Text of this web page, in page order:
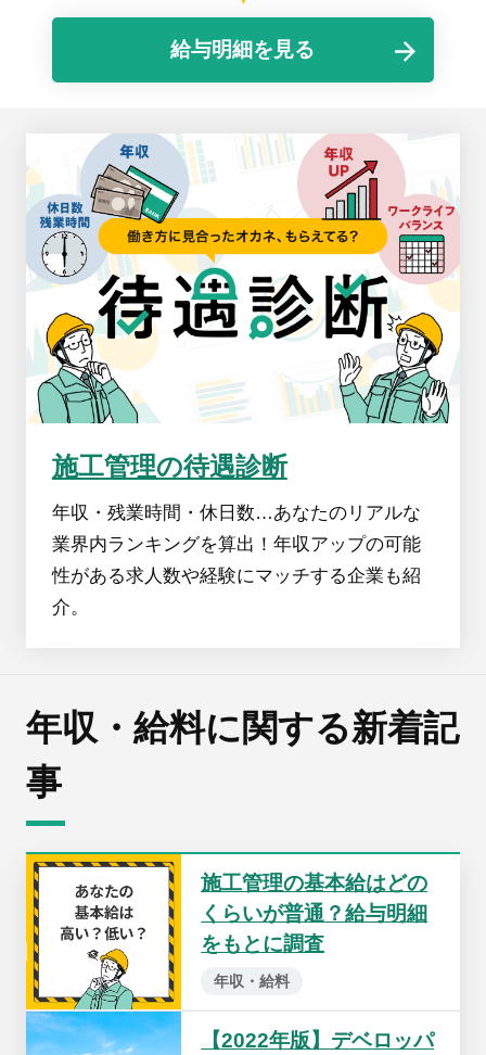
給与明細を見る
施工管理の待遇診断
年収・残業時間・休日数…あなたのリアルな
業界内ランキングを算出！年収アップの可能
性がある求人数や経験にマッチする企業も紹
介。
年収・給料に関する新着記
事
施工管理の基本給はどの
くらいが普通？給与明細
をもとに調査
年収・給料
【2022年版】デベロッパ